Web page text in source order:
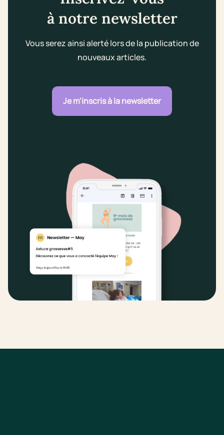
à notre newsletter
Vous serez ainsi alerté lors de la publication de
nouveaux articles.
Je m'inscris à la newsletter